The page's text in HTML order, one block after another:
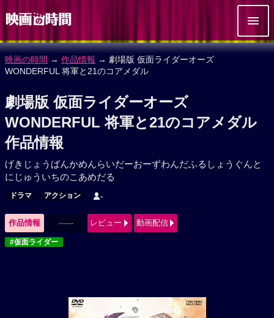
映画の時間 → 作品情報 → 劇場版 仮面ライダーオーズ
WONDERFUL 将軍と21のコアメダル
劇場版 仮面ライダーオーズ
WONDERFUL 将軍と21のコアメダル
作品情報
げきじょうばんかめんらいだーおーずわんだふるしょうぐんと
にじゅういちのこあめだる
ドラマ アクション -
作品情報 ------ レビュー 動画配信
#仮面ライダー